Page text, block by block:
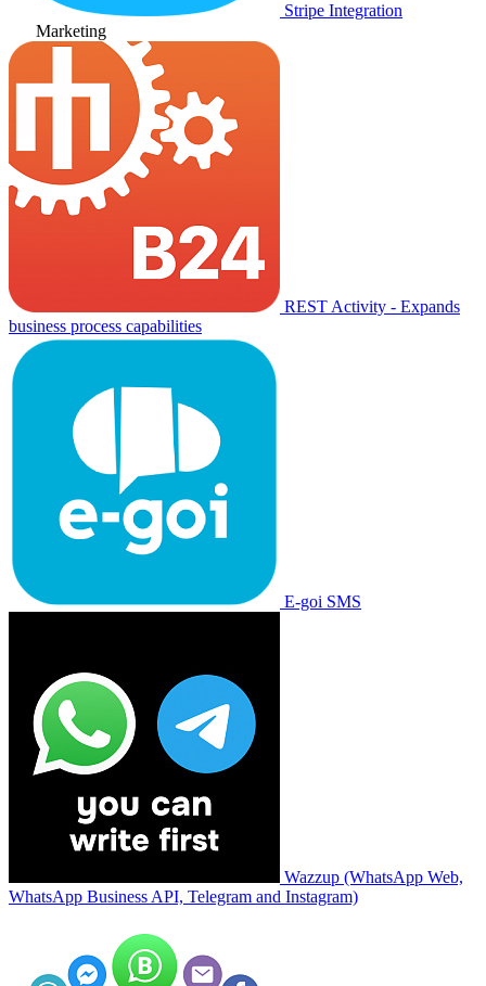
Stripe Integration
Marketing
REST Activity - Expands
business process capabilities
E-goi SMS
Wazzup (WhatsApp Web,
WhatsApp Business API, Telegram and Instagram)